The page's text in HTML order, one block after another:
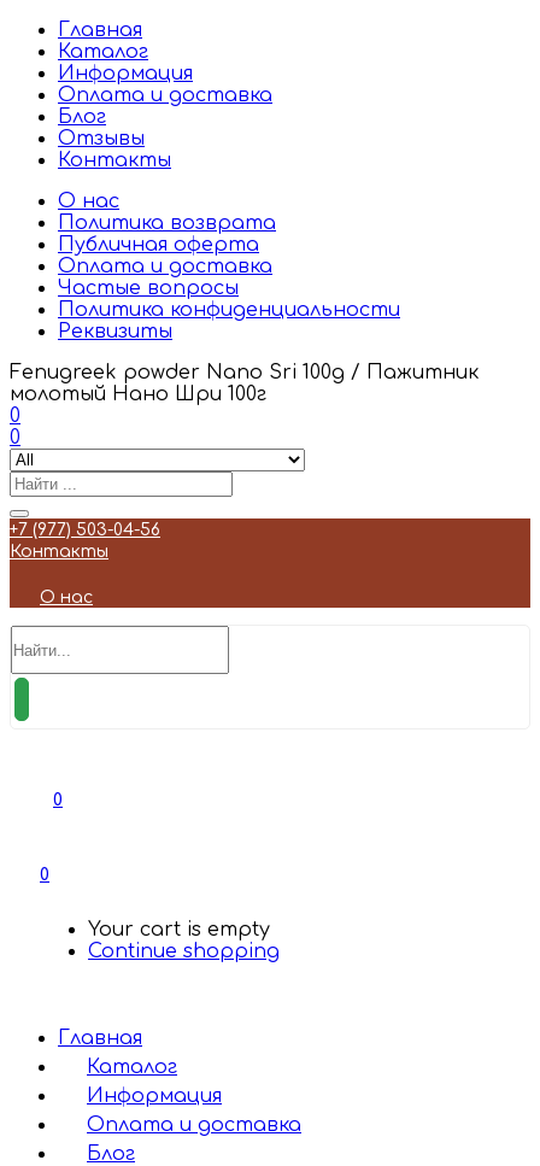
Главная
Каталог
Информация
Оплата и доставка
Блог
Отзывы
Контакты
О нас
Политика возврата
Публичная оферта
Оплата и доставка
Частые вопросы
Политика конфиденциальности
Реквизиты
Fenugreek powder Nano Sri 100g / Пажитник
молотый Нано Шри 100г
0
0
+7 (977) 503-04-56
Контакты
О нас
0
0
Your cart is empty
Continue shopping
Главная
Каталог
Информация
Оплата и доставка
Блог